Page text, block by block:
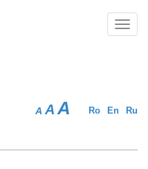
Ro En Ru
A A A